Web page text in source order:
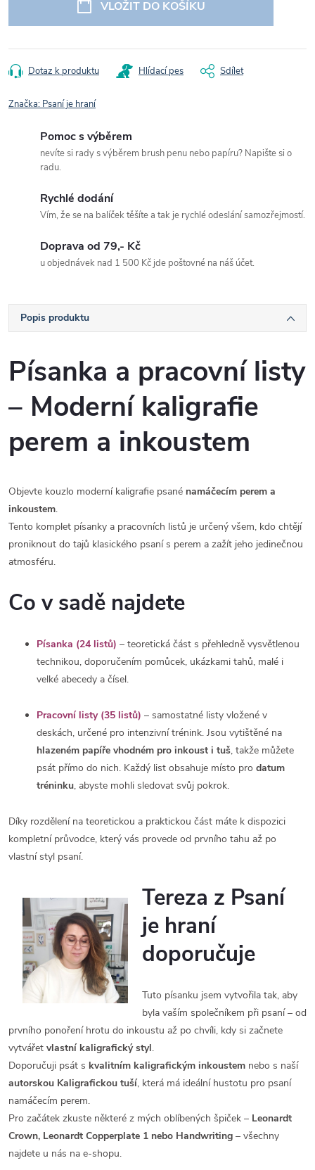
VLOŽIT DO KOŠÍKU
Dotaz k produktu Hlídací pes Sdílet
Značka: Psaní je hraní
Pomoc s výběrem
nevíte si rady s výběrem brush penu nebo papíru? Napište si o
radu.
Rychlé dodání
Vím, že se na balíček těšíte a tak je rychlé odeslání samozřejmostí.
Doprava od 79,- Kč
u objednávek nad 1 500 Kč jde poštovné na náš účet.
Popis produktu
Písanka a pracovní listy
– Moderní kaligrafie
perem a inkoustem
Objevte kouzlo moderní kaligrafie psané namáčecím perem a
inkoustem.
Tento komplet písanky a pracovních listů je určený všem, kdo chtějí
proniknout do tajů klasického psaní s perem a zažít jeho jedinečnou
atmosféru.
Co v sadě najdete
Písanka (24 listů) – teoretická část s přehledně vysvětlenou
technikou, doporučením pomůcek, ukázkami tahů, malé i
velké abecedy a čísel.
Pracovní listy (35 listů) – samostatné listy vložené v
deskách, určené pro intenzivní trénink. Jsou vytištěné na
hlazeném papíře vhodném pro inkoust i tuš, takže můžete
psát přímo do nich. Každý list obsahuje místo pro datum
tréninku, abyste mohli sledovat svůj pokrok.
Díky rozdělení na teoretickou a praktickou část máte k dispozici
kompletní průvodce, který vás provede od prvního tahu až po
vlastní styl psaní.
Tereza z Psaní
je hraní
doporučuje
Tuto písanku jsem vytvořila tak, aby
byla vaším společníkem při psaní – od
prvního ponoření hrotu do inkoustu až po chvíli, kdy si začnete
vytvářet vlastní kaligrafický styl.
Doporučuji psát s kvalitním kaligrafickým inkoustem nebo s naší
autorskou Kaligrafickou tuší, která má ideální hustotu pro psaní
namáčecím perem.
Pro začátek zkuste některé z mých oblíbených špiček – Leonardt
Crown, Leonardt Copperplate 1 nebo Handwriting – všechny
najdete u nás na e-shopu.